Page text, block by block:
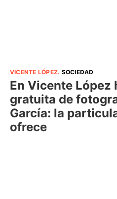
VICENTE LÓPEZ. SOCIEDAD
En Vicente López
gratuita de
García: la
ofrece